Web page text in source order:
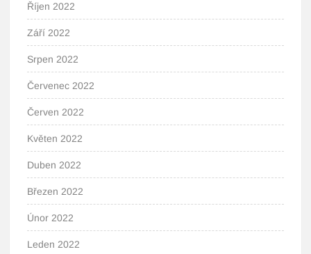
Říjen 2022
Září 2022
Srpen 2022
Červenec 2022
Červen 2022
Květen 2022
Duben 2022
Březen 2022
Únor 2022
Leden 2022